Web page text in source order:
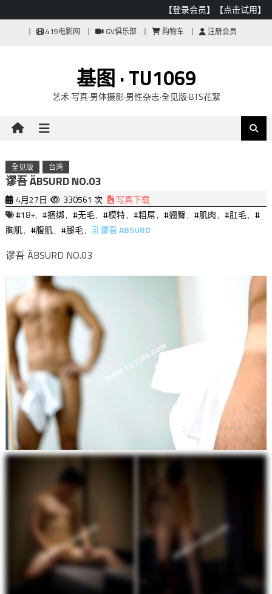
【登录会员】 【点击试用】
419电影网 GV俱乐部 购物车 注册会员
基图 · TU1069
艺术·写真·男体摄影·男性杂志·全见版·BTS花絮
全见版 台湾
谬吾 ÄBSURD NO.03
4月27日 330561 次
写真下载
#18+, #捆绑, #无毛, #模特, #粗屌, #翘臀, #肌肉, #肛毛, #
胸肌, #腹肌, #腿毛, 谬吾 ABSURD
谬吾 ÄBSURD NO.03